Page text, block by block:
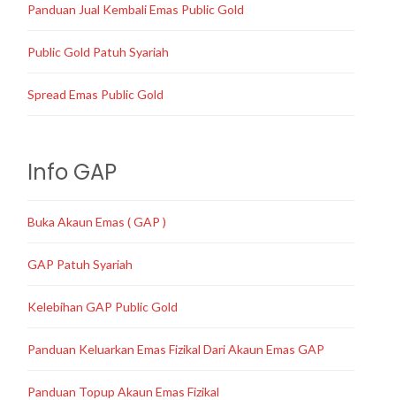
Panduan Jual Kembali Emas Public Gold
Public Gold Patuh Syariah
Spread Emas Public Gold
Info GAP
Buka Akaun Emas ( GAP )
GAP Patuh Syariah
Kelebihan GAP Public Gold
Panduan Keluarkan Emas Fizikal Dari Akaun Emas GAP
Panduan Topup Akaun Emas Fizikal